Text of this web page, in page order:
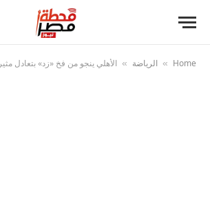
Home
» الرياضة » الأهلي ينجو من فخ «زد» بتعادل